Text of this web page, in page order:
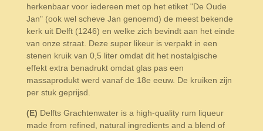
herkenbaar voor iedereen met op het etiket "De Oude
Jan" (ook wel scheve Jan genoemd) de meest bekende
kerk uit Delft (1246) en welke zich bevindt aan het einde
van onze straat. Deze super likeur is verpakt in een
stenen kruik van 0,5 liter omdat dit het nostalgische
effekt extra benadrukt omdat glas pas een
massaprodukt werd vanaf de 18e eeuw. De kruiken zijn
per stuk geprijsd.
(E) Delfts Grachtenwater is a high-quality rum liqueur
made from refined, natural ingredients and a blend of